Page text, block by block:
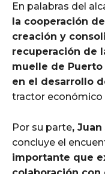
En palabras del
la cooperación
creación y
recuperación de
muelle de
en el desarrollo
tractor económico
Por su parte,
concluye el
importante que